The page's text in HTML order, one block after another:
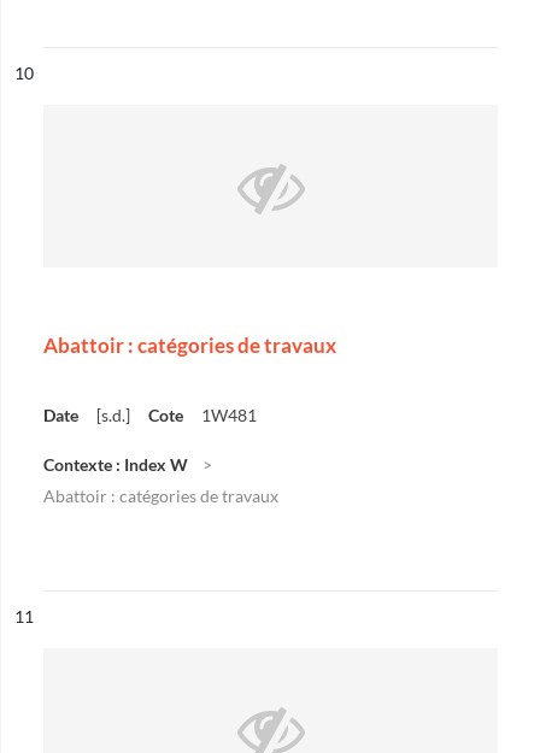
n°
10
Abattoir : catégories de travaux
Date [s.d.] Cote 1W481
Contexte : Index W
Abattoir : catégories de travaux
n°
11